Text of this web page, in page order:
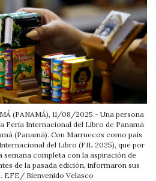
(PANAMÁ), 11/08/2025.- Una persona
Feria Internacional del Libro de Panamá
(Panamá). Con Marruecos como país
del Libro (FIL 2025), que por
semana completa con la aspiración de
de la pasada edición, informaron sus
EFE/ Bienvenido Velasco